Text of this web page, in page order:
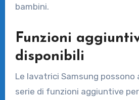
bambini.
Funzioni
disponibili
Le lavatrici Samsung possono
serie di funzioni aggiuntive